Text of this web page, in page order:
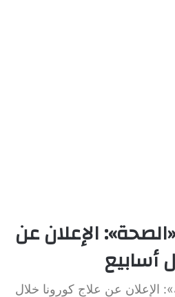
الإعلان عن
أسابيع
عن علاج كورونا خلال